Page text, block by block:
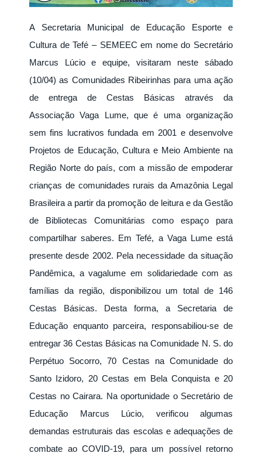
A Secretaria Municipal de Educação Esporte e
Cultura de Tefé – SEMEEC em nome do Secretário
Marcus Lúcio e equipe, visitaram neste sábado
(10/04) as Comunidades Ribeirinhas para uma ação
de entrega de Cestas Básicas através da
Associação Vaga Lume, que é uma organização
sem fins lucrativos fundada em 2001 e desenvolve
Projetos de Educação, Cultura e Meio Ambiente na
Região Norte do país, com a missão de empoderar
crianças de comunidades rurais da Amazônia Legal
Brasileira a partir da promoção de leitura e da Gestão
de Bibliotecas Comunitárias como espaço para
compartilhar saberes. Em Tefé, a Vaga Lume está
presente desde 2002. Pela necessidade da situação
Pandêmica, a vagalume em solidariedade com as
famílias da região, disponibilizou um total de 146
Cestas Básicas. Desta forma, a Secretaria de
Educação enquanto parceira, responsabiliou-se de
entregar 36 Cestas Básicas na Comunidade N. S. do
Perpétuo Socorro, 70 Cestas na Comunidade do
Santo Izidoro, 20 Cestas em Bela Conquista e 20
Cestas no Cairara. Na oportunidade o Secretário de
Educação Marcus Lúcio, verificou algumas
demandas estruturais das escolas e adequações de
combate ao COVID-19, para um possível retorno